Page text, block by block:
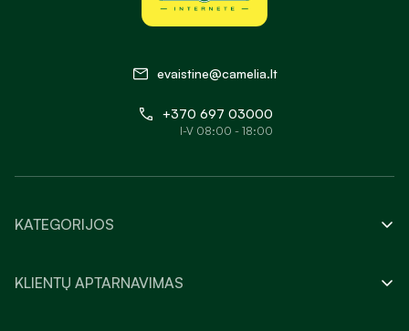
evaistine@camelia.lt
+370 697 03000
I-V 08:00 - 18:00
KATEGORIJOS
KLIENTŲ APTARNAVIMAS